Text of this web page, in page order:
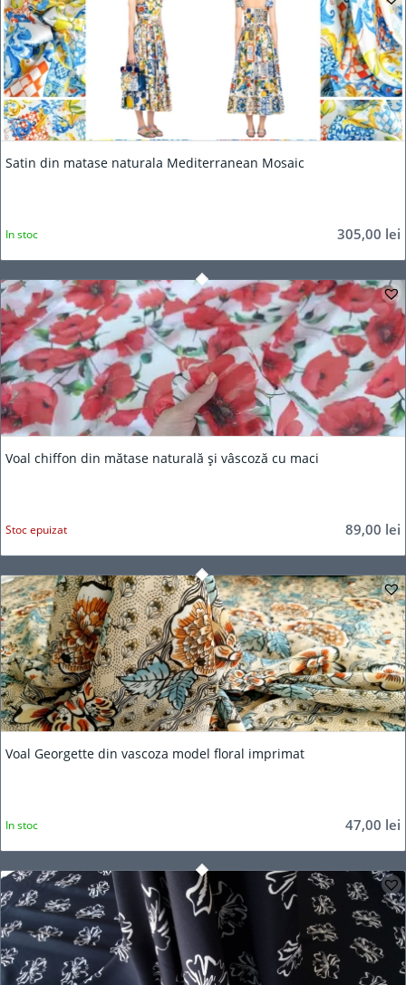
Satin din matase naturala Mediterranean Mosaic
305,00 lei
In stoc
Voal chiffon din mătase naturală și vâscoză cu maci
89,00 lei
Stoc epuizat
Voal Georgette din vascoza model floral imprimat
47,00 lei
In stoc